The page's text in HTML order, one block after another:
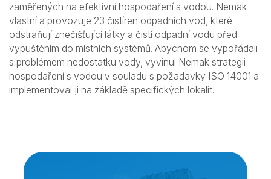
zaměřených na efektivní hospodaření s vodou. Nemak
vlastní a provozuje 23 čistíren odpadních vod, které
odstraňují znečišťující látky a čistí odpadní vodu před
vypuštěním do místních systémů. Abychom se vypořádali
s problémem nedostatku vody, vyvinul Nemak strategii
hospodaření s vodou v souladu s požadavky ISO 14001 a
implementoval ji na základě specifických lokalit.